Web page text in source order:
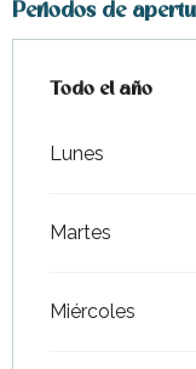
Periodos de
Todo el año
Todo el año
Lunes
Martes
Miércoles